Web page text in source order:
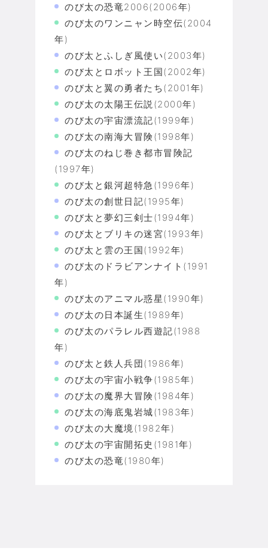
のび太の恐竜2006(2006年)
のび太のワンニャン時空伝(2004
年)
のび太とふしぎ風使い(2003年)
のび太とロボット王国(2002年)
のび太と翼の勇者たち(2001年)
のび太の太陽王伝説(2000年)
のび太の宇宙漂流記(1999年)
のび太の南海大冒険(1998年)
のび太のねじ巻き都市冒険記
(1997年)
のび太と銀河超特急(1996年)
のび太の創世日記(1995年)
のび太と夢幻三剣士(1994年)
のび太とブリキの迷宮(1993年)
のび太と雲の王国(1992年)
のび太のドラビアンナイト(1991
年)
のび太のアニマル惑星(1990年)
のび太の日本誕生(1989年)
のび太のパラレル西遊記(1988
年)
のび太と鉄人兵団(1986年)
のび太の宇宙小戦争(1985年)
のび太の魔界大冒険(1984年)
のび太の海底鬼岩城(1983年)
のび太の大魔境(1982年)
のび太の宇宙開拓史(1981年)
のび太の恐竜(1980年)